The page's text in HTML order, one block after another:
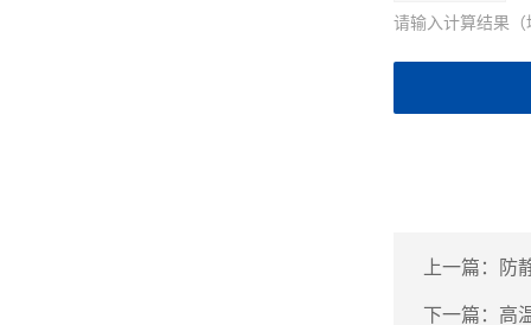
请输入计算结果
上一篇： 防
下一篇： 高